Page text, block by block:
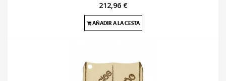
212,96 €
AÑADIR A LA CESTA